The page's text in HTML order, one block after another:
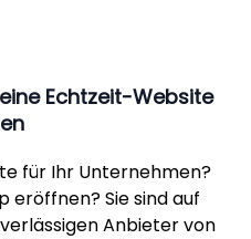
Echtzeit-Website
für Ihr Unternehmen?
eröffnen? Sie sind auf
Anbieter von